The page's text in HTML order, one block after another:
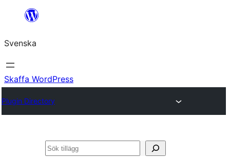
Hoppa
innehåll
Svenska
Skaffa WordPress
Plugin Directory
Sök